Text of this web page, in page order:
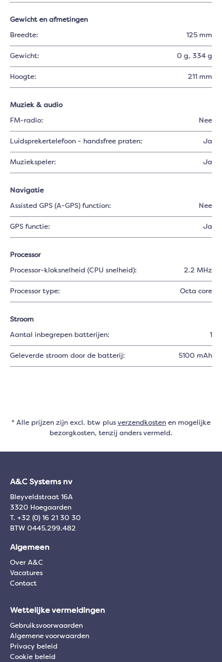
Gewicht en afmetingen
Breedte: 125 mm
Gewicht: 0 g, 334 g
Hoogte: 211 mm
Muziek & audio
FM-radio: Nee
Luidsprekertelefoon - handsfree praten: Ja
Muziekspeler: Ja
Navigatie
Assisted GPS (A-GPS) function: Nee
GPS functie: Ja
Processor
Processor-kloksnelheid (CPU snelheid): 2.2 MHz
Processor type: Octa core
Stroom
Aantal inbegrepen batterijen: 1
Geleverde stroom door de batterij: 5100 mAh
* Alle prijzen zijn excl. btw plus verzendkosten en mogelijke
bezorgkosten, tenzij anders vermeld.
A&C Systems nv
Bleyveldstraat 16A
3320 Hoegaarden
T. +32 (0) 16 21 30 30
BTW 0445.299.482
Algemeen
Over A&C
Vacatures
Contact
Wettelijke vermeldingen
Gebruiksvoorwaarden
Algemene voorwaarden
Privacy beleid
Cookie beleid